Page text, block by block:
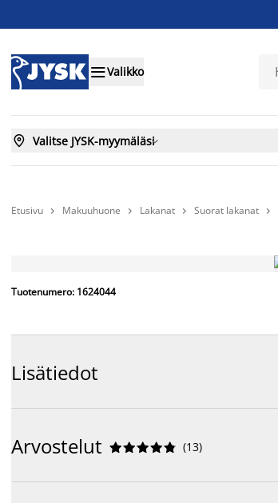
Valikko
 Valitse JYSK-myymäläsi
Etusivu  Makuuhuone  Lakanat  Suorat lakanat 
Tuotenumero: 1624044
Lisätiedot
Arvostelut 




 (13)